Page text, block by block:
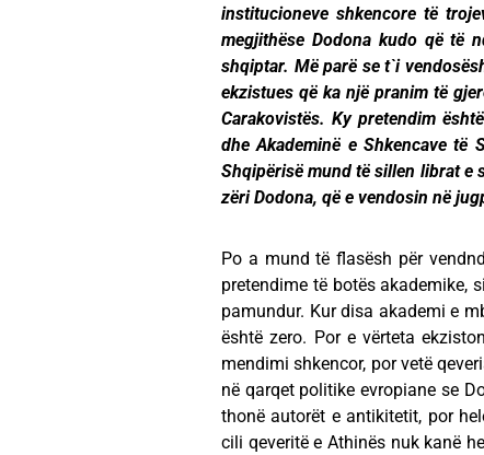
institucioneve shkencore të
megjithëse Dodona kudo që të
shqiptar. Më parë se t`i
ekzistues që ka një pranim të
Carakovistës. Ky pretendim
dhe Akademinë e Shkencave të
Shqipërisë mund të sillen librat e
zëri Dodona, që e vendosin në
Po a mund të flasësh për
pretendime të botës akademike,
pamundur. Kur disa akademi e
është zero. Por e vërteta
mendimi shkencor, por vetë
në qarqet politike evropiane se
thonë autorët e antikitetit, por
cili qeveritë e Athinës nuk kanë